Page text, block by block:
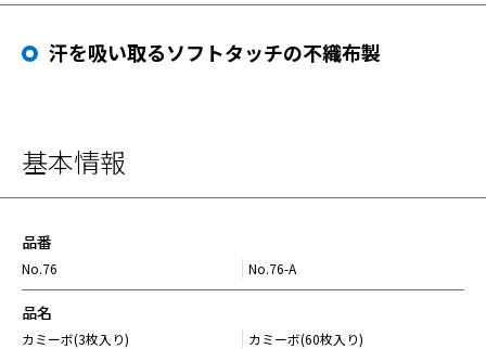
汗を吸い取るソフトタッチの不織布製
基本情報
品番
No.76 No.76-A
品名
カミーボ(3枚入り) カミーボ(60枚入り)